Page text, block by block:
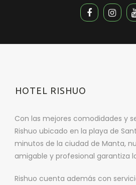
HOTEL RISHUO
Con las mejores comodidades y
Rishuo ubicado en la playa de
minutos de la ciudad de Manta,
amigable y profesional garantiza
Rishuo cuenta además con